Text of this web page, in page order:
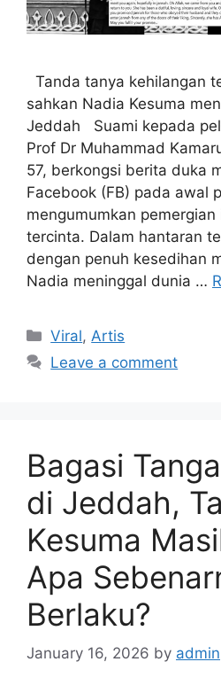
Tanda tanya kehilangan
sahkan Nadia Kesuma
Jeddah Suami kepada
Prof Dr Muhammad
57, berkongsi berita duka
Facebook (FB) pada awal
mengumumkan
tercinta. Dalam hantaran
dengan penuh kesedihan
Nadia meninggal dunia …
Categories
Viral, Artis
Leave a comment
Bagasi
di Jeddah,
Kesuma
Apa
Berlaku?
January 16, 2026 by admin